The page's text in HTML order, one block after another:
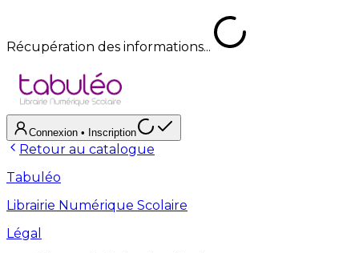
Récupération des informations...
Connexion • Inscription
Retour au catalogue
Tabuléo
Librairie Numérique Scolaire
Légal